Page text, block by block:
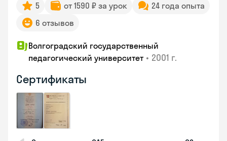
5 от 1590 ₽ за урок
24 года опыта
6 отзывов
Волгоградский государственный
педагогический университет • 2001 г.
Сертификаты